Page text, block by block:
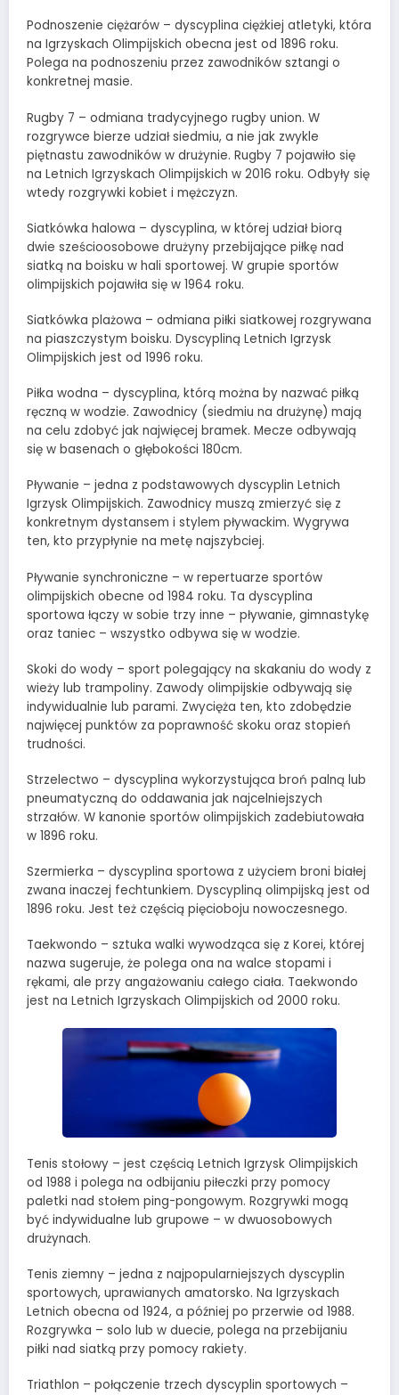
Podnoszenie ciężarów – dyscyplina ciężkiej atletyki, która
na Igrzyskach Olimpijskich obecna jest od 1896 roku.
Polega na podnoszeniu przez zawodników sztangi o
konkretnej masie.
Rugby 7 – odmiana tradycyjnego rugby union. W
rozgrywce bierze udział siedmiu, a nie jak zwykle
piętnastu zawodników w drużynie. Rugby 7 pojawiło się
na Letnich Igrzyskach Olimpijskich w 2016 roku. Odbyły się
wtedy rozgrywki kobiet i mężczyzn.
Siatkówka halowa – dyscyplina, w której udział biorą
dwie sześcioosobowe drużyny przebijające piłkę nad
siatką na boisku w hali sportowej. W grupie sportów
olimpijskich pojawiła się w 1964 roku.
Siatkówka plażowa – odmiana piłki siatkowej rozgrywana
na piaszczystym boisku. Dyscypliną Letnich Igrzysk
Olimpijskich jest od 1996 roku.
Piłka wodna – dyscyplina, którą można by nazwać piłką
ręczną w wodzie. Zawodnicy (siedmiu na drużynę) mają
na celu zdobyć jak najwięcej bramek. Mecze odbywają
się w basenach o głębokości 180cm.
Pływanie – jedna z podstawowych dyscyplin Letnich
Igrzysk Olimpijskich. Zawodnicy muszą zmierzyć się z
konkretnym dystansem i stylem pływackim. Wygrywa
ten, kto przypłynie na metę najszybciej.
Pływanie synchroniczne – w repertuarze sportów
olimpijskich obecne od 1984 roku. Ta dyscyplina
sportowa łączy w sobie trzy inne – pływanie, gimnastykę
oraz taniec – wszystko odbywa się w wodzie.
Skoki do wody – sport polegający na skakaniu do wody z
wieży lub trampoliny. Zawody olimpijskie odbywają się
indywidualnie lub parami. Zwycięża ten, kto zdobędzie
najwięcej punktów za poprawność skoku oraz stopień
trudności.
Strzelectwo – dyscyplina wykorzystująca broń palną lub
pneumatyczną do oddawania jak najcelniejszych
strzałów. W kanonie sportów olimpijskich zadebiutowała
w 1896 roku.
Szermierka – dyscyplina sportowa z użyciem broni białej
zwana inaczej fechtunkiem. Dyscypliną olimpijską jest od
1896 roku. Jest też częścią pięcioboju nowoczesnego.
Taekwondo – sztuka walki wywodząca się z Korei, której
nazwa sugeruje, że polega ona na walce stopami i
rękami, ale przy angażowaniu całego ciała. Taekwondo
jest na Letnich Igrzyskach Olimpijskich od 2000 roku.
Tenis stołowy – jest częścią Letnich Igrzysk Olimpijskich
od 1988 i polega na odbijaniu piłeczki przy pomocy
paletki nad stołem ping-pongowym. Rozgrywki mogą
być indywidualne lub grupowe – w dwuosobowych
drużynach.
Tenis ziemny – jedna z najpopularniejszych dyscyplin
sportowych, uprawianych amatorsko. Na Igrzyskach
Letnich obecna od 1924, a później po przerwie od 1988.
Rozgrywka – solo lub w duecie, polega na przebijaniu
piłki nad siatką przy pomocy rakiety.
Triathlon – połączenie trzech dyscyplin sportowych –